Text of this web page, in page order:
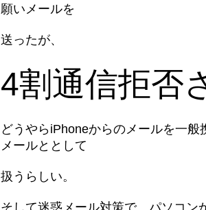
願いメールを
送ったが、
4割通信拒否
どうやらiPhoneからのメールを一般
メールととして
扱うらしい。
そして迷惑メール対策で、パソコン